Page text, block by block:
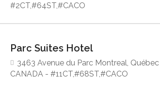
#2CT,#64ST,#CACO
Parc Suites Hotel
3463 Avenue du Parc Montreal,
CANADA - #11CT,#68ST,#CACO